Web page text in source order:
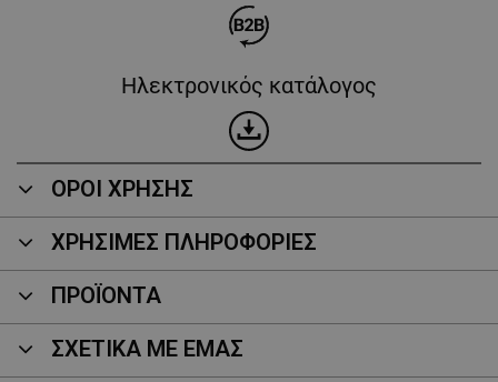
Ηλεκτρονικός κατάλογος
ΟΡΟΙ ΧΡΗΣΗΣ
ΧΡΗΣΙΜΕΣ ΠΛΗΡΟΦΟΡΙΕΣ
ΠΡΟΪΌΝΤΑ
ΣΧΕΤΙΚΑ ΜΕ ΕΜΑΣ